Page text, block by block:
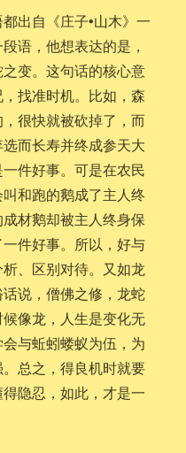
出自《庄子•山木》一
语，他想表达的是，
变。这句话的核心意
找准时机。比如，森
很快就被砍掉了，而
而长寿并终成参天大
件好事。可是在农民
和跑的鹅成了主人终
材鹅却被主人终身保
件好事。所以，好与
、区别对待。又如龙
说，僧佛之修，龙蛇
像龙，人生是变化无
与蚯蚓蝼蚁为伍，为
总之，得良机时就要
隐忍，如此，才是一